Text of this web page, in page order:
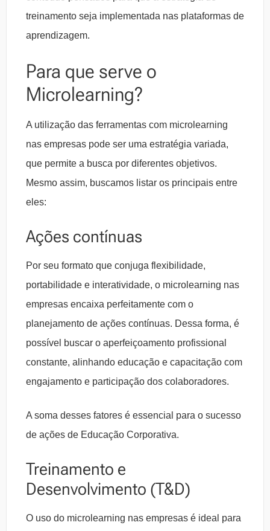
treinamento seja implementada nas plataformas de
aprendizagem.
Para que serve o
Microlearning?
A utilização das ferramentas com microlearning
nas empresas pode ser uma estratégia variada,
que permite a busca por diferentes objetivos.
Mesmo assim, buscamos listar os principais entre
eles:
Ações contínuas
Por seu formato que conjuga flexibilidade,
portabilidade e interatividade, o microlearning nas
empresas encaixa perfeitamente com o
planejamento de ações contínuas. Dessa forma, é
possível buscar o aperfeiçoamento profissional
constante, alinhando educação e capacitação com
engajamento e participação dos colaboradores.
A soma desses fatores é essencial para o sucesso
de ações de Educação Corporativa.
Treinamento e
Desenvolvimento (T&D)
O uso do microlearning nas empresas é ideal para